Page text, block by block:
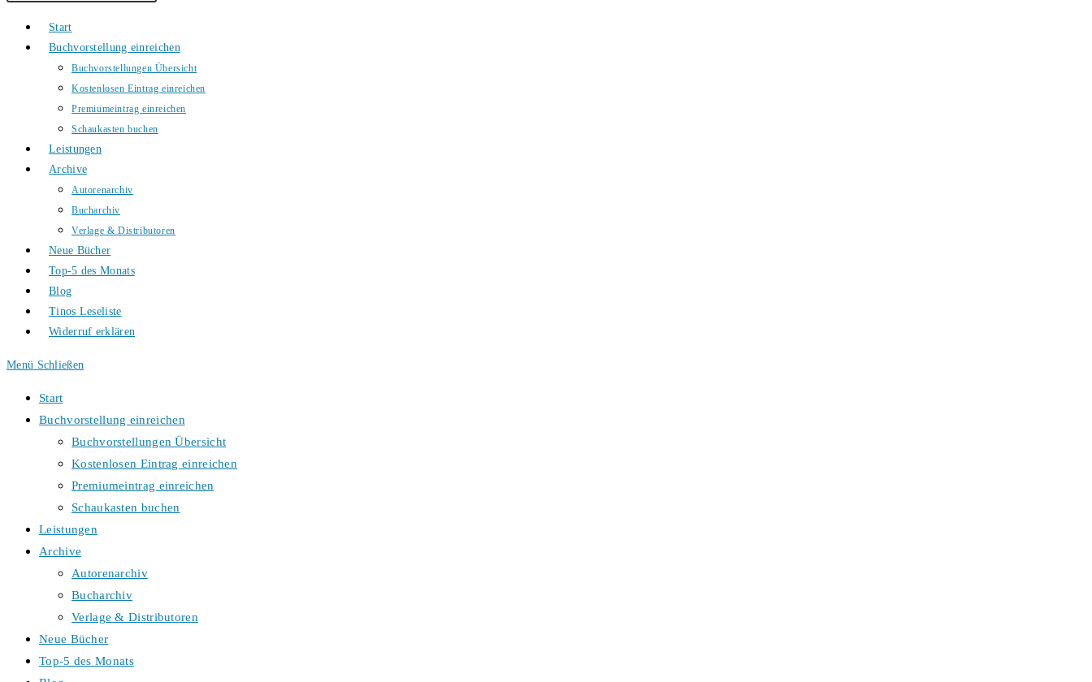
durchsuchen
Start
Buchvorstellung einreichen
Buchvorstellungen Übersicht
Kostenlosen Eintrag einreichen
Premiumeintrag einreichen
Schaukasten buchen
Leistungen
Archive
Autorenarchiv
Bucharchiv
Verlage & Distributoren
Neue Bücher
Top-5 des Monats
Blog
Tinos Leseliste
Widerruf erklären
Menü Schließen
Start
Buchvorstellung einreichen
Buchvorstellungen Übersicht
Kostenlosen Eintrag einreichen
Premiumeintrag einreichen
Schaukasten buchen
Leistungen
Archive
Autorenarchiv
Bucharchiv
Verlage & Distributoren
Neue Bücher
Top-5 des Monats